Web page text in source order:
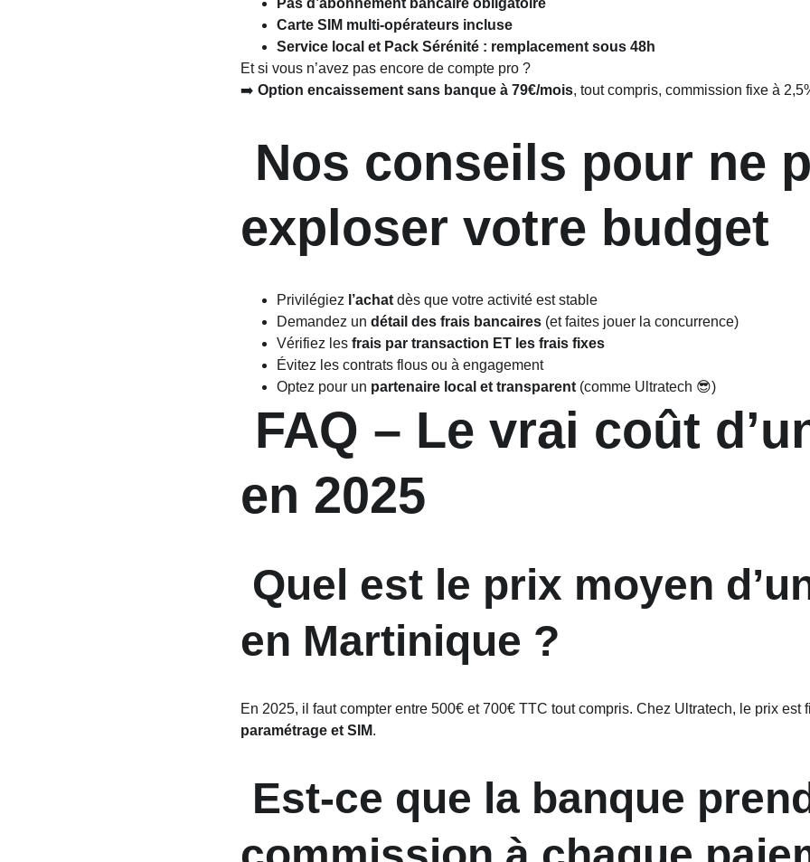
Pas d’abonnement bancaire obligatoire
Carte SIM multi-opérateurs incluse
Service local et Pack Sérénité : remplacement sous 48h
Et si vous n’avez pas encore de compte pro ?
➡️ Option encaissement sans banque à 79€/mois, tout compris, commission fixe à
exploser votre budget
Privilégiez l’achat dès que votre activité est stable
Demandez un détail des frais bancaires (et faites jouer la concurrence)
Vérifiez les frais par transaction ET les frais fixes
Évitez les contrats flous ou à engagement
Optez pour un partenaire local et transparent (comme Ultratech 😎)
en 2025
en Martinique ?
En 2025, il faut compter entre 500€ et 700€ TTC tout compris. Chez Ultratech, le prix est
paramétrage et SIM.